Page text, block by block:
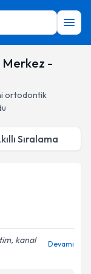
-
ortodontik
Sıralama
kanal
Devamı